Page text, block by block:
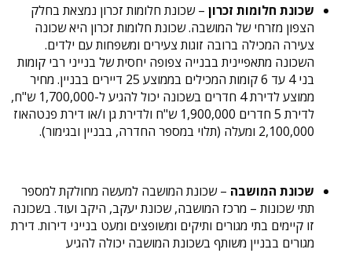
שכונת חלומות זכרון – שכונת חלומות זכרון נמצאת בחלק
הצפון מזרחי של המושבה. שכונת חלומות זכרון היא שכונה
צעירה המכילה ברובה זוגות צעירים ומשפחות עם ילדים.
השכונה מתאפיינית בבנייה צפופה יחסית של בנייני רבי קומות
בני 4 עד 6 קומות המכילים בממוצע 25 דיירים בבניין. מחיר
ממוצע לדירת 4 חדרים בשכונה יכול להגיע ל-1,700,000 ש"ח,
לדירת 5 חדרים 1,900,000 ש"ח ולדירת גן ו/או דירת פנטהאוז
2,100,000 ומעלה (תלוי במספר החדרה, בבניין ובגימור).
שכונת המושבה – שכונת המושבה למעשה מחולקת למספר
תתי שכונות – מרכז המושבה, שכונת יעקב, היקב ועוד. בשכונה
זו קיימים בתי מגורים ותיקים ומשופצים ומעט בנייני דירות. דירת
מגורים בבניין משותף בשכונת המושבה יכולה להגיע